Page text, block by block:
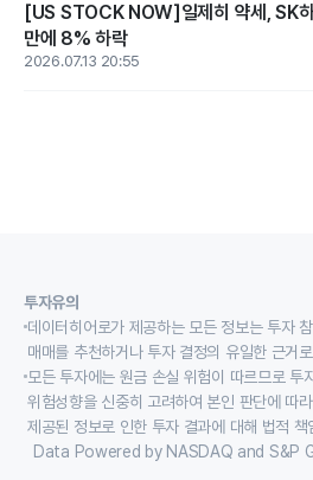
[US STOCK NOW]일제히 약세, SK
만에 8% 하락
2026.07.13 20:55
투자유의
데이터히어로가 제공하는 모든 정보는 투자
매매를 추천하거나 투자 결정의 유일한 근거
모든 투자에는 원금 손실 위험이 따르므로 투
위험성향을 신중히 고려하여 본인 판단에 따
제공된 정보로 인한 투자 결과에 대해 법적
Data Powered by NASDAQ and S&P